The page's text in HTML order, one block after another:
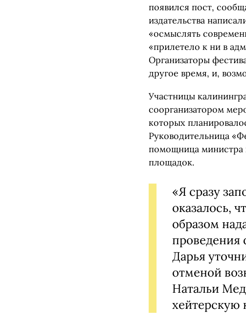
появился пост,
издательства
«осмыслять
«прилетело к ни в
Организаторы
другое время, и,
Участницы
соорганизатором
которых
Руководительница
помощница министра
площадок.
«Я сразу
оказалось,
образом
проведения
Дарья
отменой
Натальи
хейтерскую